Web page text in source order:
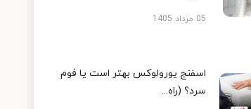
05 مرداد 1405
اسفنج یورولوکس بهتر است یا فوم
سرد؟ (راه...